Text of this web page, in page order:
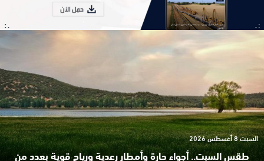
طقس السبت.. أجواء حارة وأمطار رعدية ورياح قوية بعدد من
السبت 8 أغسطس 2026